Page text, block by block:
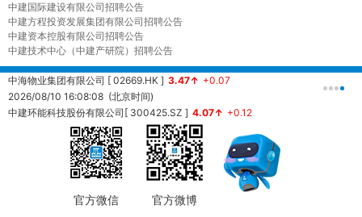
中建国际建设有限公司招聘公告
中建方程投资发展集团有限公司招聘公告
中建资本控股有限公司招聘公告
中建技术中心（中建产研院）招聘公告
中海物业集团有限公司 [ 02669.HK ] 3.47↑ +0.07
2026/08/10 16:08:08 (北京时间)
中建环能科技股份有限公司[ 300425.SZ ] 4.07↑ +0.12
20260810161451 (北京时间)
官方微信 官方微博